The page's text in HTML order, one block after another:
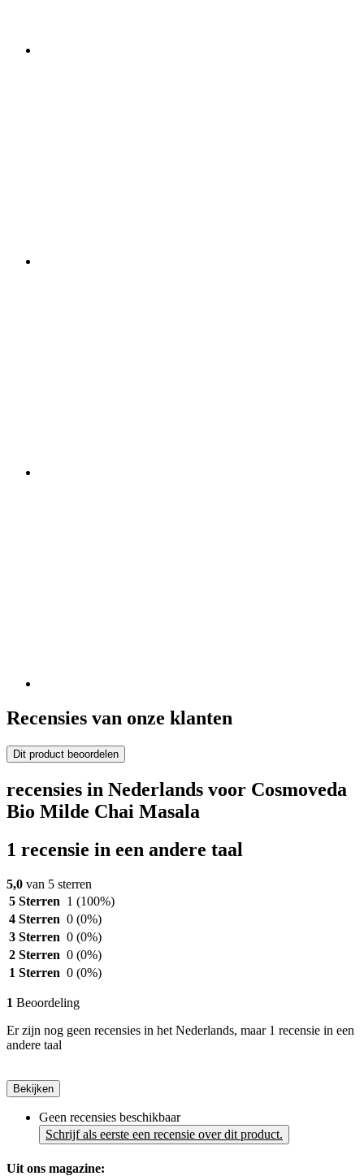
Recensies van onze klanten
Dit product beoordelen
recensies in Nederlands voor Cosmoveda
Bio Milde Chai Masala
1 recensie in een andere taal
5,0 van 5 sterren
5 Sterren 1 (100%)
4 Sterren 0 (0%)
3 Sterren 0 (0%)
2 Sterren 0 (0%)
1 Sterren 0 (0%)
1 Beoordeling
Er zijn nog geen recensies in het Nederlands, maar 1 recensie in een
andere taal
Bekijken
Geen recensies beschikbaar
Schrijf als eerste een recensie over dit product.
Uit ons magazine: